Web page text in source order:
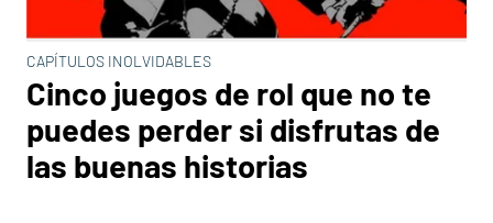
CAPÍTULOS INOLVIDABLES
Cinco juegos de rol que no te
puedes perder si disfrutas de
las buenas historias